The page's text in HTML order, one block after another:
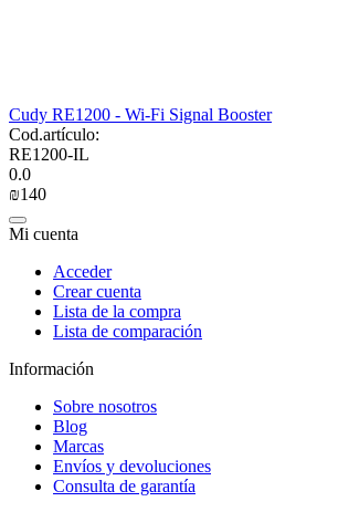
Cudy RE1200 - Wi-Fi Signal Booster
Cod.artículo:
RE1200-IL
0.0
₪‍140‍
Mi cuenta
Acceder
Crear cuenta
Lista de la compra
Lista de comparación
Información
Sobre nosotros
Blog
Marcas
Envíos y devoluciones
Consulta de garantía